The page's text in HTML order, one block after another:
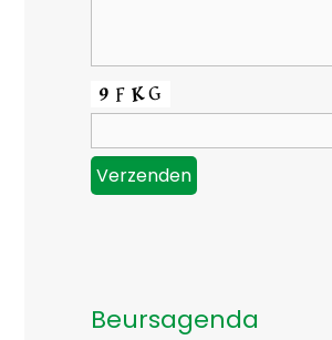
Beursagenda